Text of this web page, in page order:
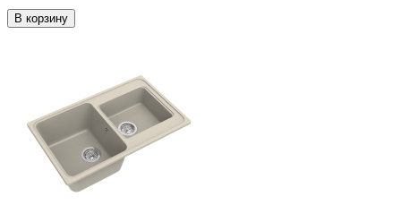
В корзину